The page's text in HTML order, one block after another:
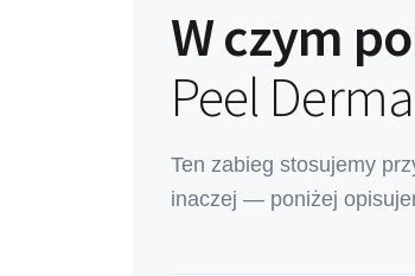
W czym
Peel
Ten zabieg stosujemy
inaczej — poniżej